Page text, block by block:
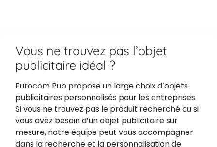
Vous ne trouvez pas l’objet
publicitaire idéal ?
Eurocom Pub propose un large choix d’objets
publicitaires personnalisés pour les entreprises.
Si vous ne trouvez pas le produit recherché ou si
vous avez besoin d’un objet publicitaire sur
mesure, notre équipe peut vous accompagner
dans la recherche et la personnalisation de